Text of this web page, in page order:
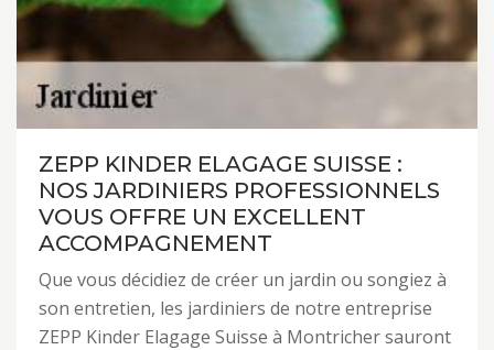
ZEPP KINDER ELAGAGE SUISSE :
NOS JARDINIERS PROFESSIONNELS
VOUS OFFRE UN EXCELLENT
ACCOMPAGNEMENT
Que vous décidiez de créer un jardin ou songiez à
son entretien, les jardiniers de notre entreprise
ZEPP Kinder Elagage Suisse à Montricher sauront